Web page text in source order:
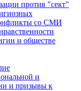
против "сект"
со СМИ
и обществе
и
и призывы к